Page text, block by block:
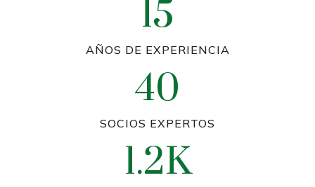
15
AÑOS DE EXPERIENCIA
40
SOCIOS EXPERTOS
1.2K